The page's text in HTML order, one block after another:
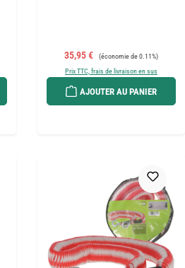
Prix de vente :
35,95 € Prix régulier :
(économie de 0.11%)
Prix TTC, frais de livraison en sus
AJOUTER AU PANIER